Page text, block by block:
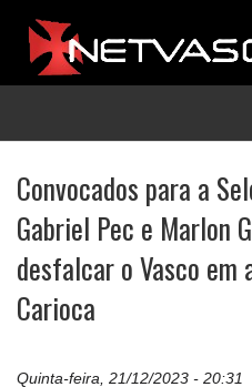
Convocados para a
Gabriel Pec e Marlon
desfalcar o Vasco em
Carioca
Quinta-feira, 21/12/2023 - 20:31